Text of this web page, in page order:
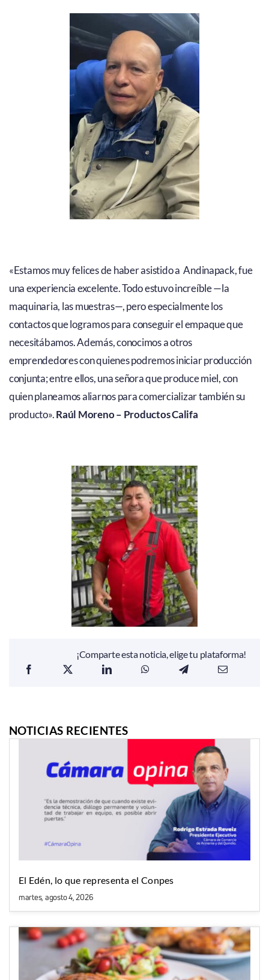
«Estamos muy felices de haber asistido a Andinapack, fue
una experiencia excelente. Todo estuvo increíble —la
maquinaria, las muestras—, pero especialmente los
contactos que logramos para conseguir el empaque que
necesitábamos. Además, conocimos a otros
emprendedores con quienes podremos iniciar producción
conjunta; entre ellos, una señora que produce miel, con
quien planeamos aliarnos para comercializar también su
producto».Raúl Moreno – Productos Califa
¡Comparte esta noticia, elige tu plataforma!
NOTICIAS RECIENTES
El Edén, lo que representa el Conpes
martes, agosto 4, 2026